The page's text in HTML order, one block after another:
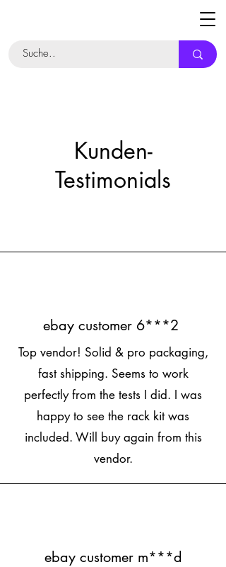
Kunden-
Testimonials
ebay customer 6***2
Top vendor! Solid & pro packaging,
fast shipping. Seems to work
perfectly from the tests I did. I was
happy to see the rack kit was
included. Will buy again from this
vendor.
ebay customer m***d